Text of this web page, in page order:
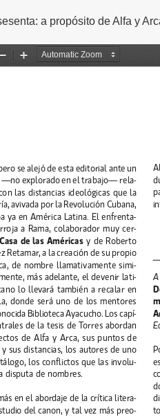
a propósito de Alfa y